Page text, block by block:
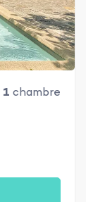
1 chambre